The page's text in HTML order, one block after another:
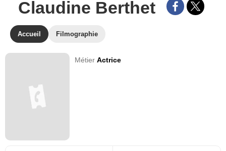
Claudine Berthet
Accueil Filmographie
MétierActrice